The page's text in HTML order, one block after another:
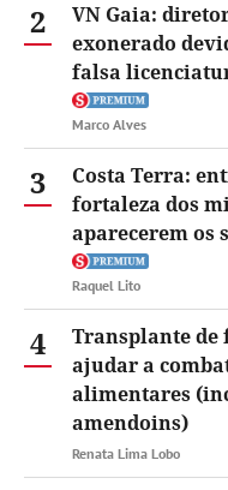
2
VN Gaia:
exonerado
falsa
Marco Alves
3
Costa Terra:
fortaleza dos
aparecerem os
Raquel Lito
4
Transplante de
ajudar a
alimentares
amendoins)
Renata Lima Lobo